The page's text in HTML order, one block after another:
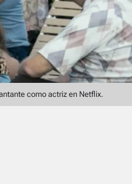
como actriz en Netflix.